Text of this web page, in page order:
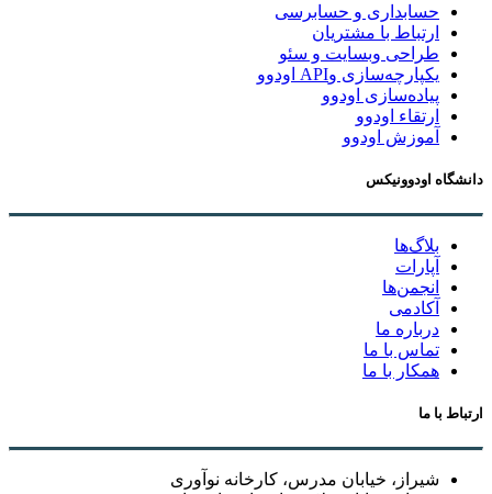
حسابداری و حسابرسی
ارتباط با مشتریان
طراحی وبسایت و سئو
یکپارچه‌سازی وAPI اودوو
پیاده‌سازی اودوو
ارتقاء اودوو
آموزش اودوو
دانشگاه اودوونیکس
بلاگ‌ها
آپارات
انجمن‌ها
آکادمی
درباره ما
تماس با ما
همکار با ما
ارتباط با ما
شیراز، خیابان مدرس، کارخانه نوآوری